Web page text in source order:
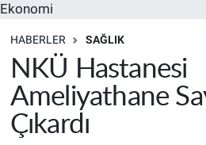
Ekonomi
HABERLER SAĞLIK
NKÜ Hastanesi
Ameliyathane
Çıkardı